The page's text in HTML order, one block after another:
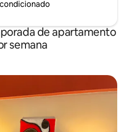
de apartamento
semana